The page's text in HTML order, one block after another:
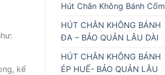
kể
Hút Chân Không Bánh Cốm
HÚT CHÂN KHÔNG BÁNH
ĐA – BẢO QUẢN LÂU DÀI
HÚT CHÂN KHÔNG BÁNH
ÉP HUẾ- BẢO QUẢN LÂU